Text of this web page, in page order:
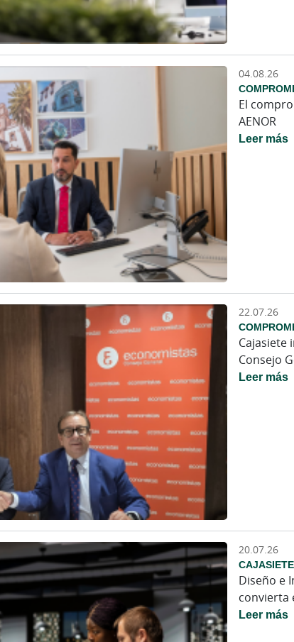
04.08.26
El
AENOR
Leer más
22.07.26
Cajasiete
Consejo
Leer más
20.07.26
Diseño e
convierta
Leer más